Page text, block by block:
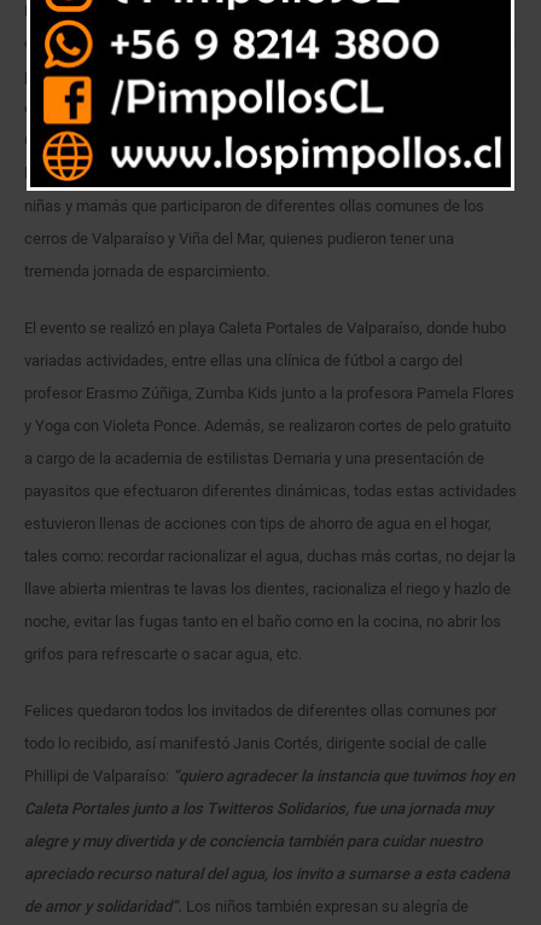
La Agrupación Twitteros Solidarios, que es reconocida por realizar
eventos solidarios, fue una de las 441 organizaciones que se adjudicó el
proyecto “Agua es Vida”, todo en el marco del concurso público del 6%
del FNDR del Gobierno Regional de Valparaíso. Este financiamiento del
GORE Valparaíso, permitió realizar un anhelado proyecto para educar a
las personas como ahorrar agua en el hogar. Se invitaron a 200 niños,
niñas y mamás que participaron de diferentes ollas comunes de los
cerros de Valparaíso y Viña del Mar, quienes pudieron tener una
tremenda jornada de esparcimiento.
El evento se realizó en playa Caleta Portales de Valparaíso, donde hubo
variadas actividades, entre ellas una clínica de fútbol a cargo del
profesor Erasmo Zúñiga, Zumba Kids junto a la profesora Pamela Flores
y Yoga con Violeta Ponce. Además, se realizaron cortes de pelo gratuito
a cargo de la academia de estilistas Demaria y una presentación de
payasitos que efectuaron diferentes dinámicas, todas estas actividades
estuvieron llenas de acciones con tips de ahorro de agua en el hogar,
tales como: recordar racionalizar el agua, duchas más cortas, no dejar la
llave abierta mientras te lavas los dientes, racionaliza el riego y hazlo de
noche, evitar las fugas tanto en el baño como en la cocina, no abrir los
grifos para refrescarte o sacar agua, etc.
Felices quedaron todos los invitados de diferentes ollas comunes por
todo lo recibido, así manifestó Janis Cortés, dirigente social de calle
Phillipi de Valparaíso: “quiero agradecer la instancia que tuvimos hoy en
Caleta Portales junto a los Twitteros Solidarios, fue una jornada muy
alegre y muy divertida y de conciencia también para cuidar nuestro
apreciado recurso natural del agua, los invito a sumarse a esta cadena
de amor y solidaridad”. Los niños también expresan su alegría de